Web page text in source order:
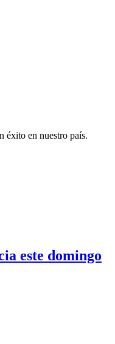
éxito en nuestro país.
este domingo